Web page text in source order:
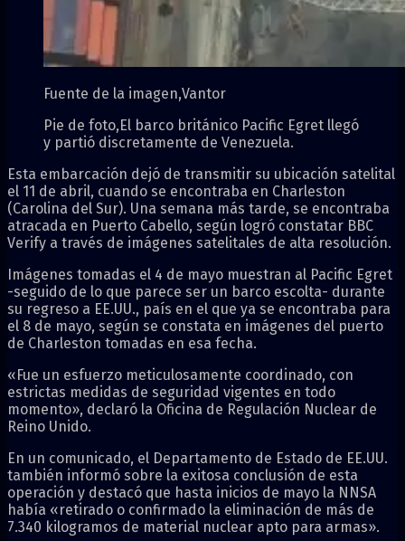
Fuente de la imagen,Vantor
Pie de foto, El barco británico Pacific Egret llegó
y partió discretamente de Venezuela.
Esta embarcación dejó de transmitir su ubicación satelital
el 11 de abril, cuando se encontraba en Charleston
(Carolina del Sur). Una semana más tarde, se encontraba
atracada en Puerto Cabello, según logró constatar BBC
Verify a través de imágenes satelitales de alta resolución.
Imágenes tomadas el 4 de mayo muestran al Pacific Egret
-seguido de lo que parece ser un barco escolta- durante
su regreso a EE.UU., país en el que ya se encontraba para
el 8 de mayo, según se constata en imágenes del puerto
de Charleston tomadas en esa fecha.
«Fue un esfuerzo meticulosamente coordinado, con
estrictas medidas de seguridad vigentes en todo
momento», declaró la Oficina de Regulación Nuclear de
Reino Unido.
En un comunicado, el Departamento de Estado de EE.UU.
también informó sobre la exitosa conclusión de esta
operación y destacó que hasta inicios de mayo la NNSA
había «retirado o confirmado la eliminación de más de
7.340 kilogramos de material nuclear apto para armas».